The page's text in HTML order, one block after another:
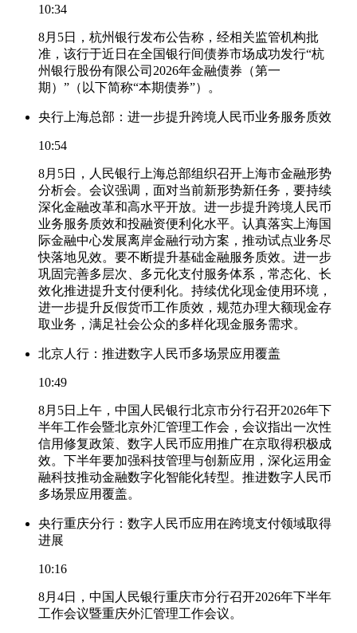
10:34
8月5日，杭州银行发布公告称，经相关监管机构批
准，该行于近日在全国银行间债券市场成功发行“杭
州银行股份有限公司2026年金融债券（第一
期）”（以下简称“本期债券”）。
央行上海总部：进一步提升跨境人民币业务服务质效
10:54
8月5日，人民银行上海总部组织召开上海市金融形势
分析会。会议强调，面对当前新形势新任务，要持续
深化金融改革和高水平开放。进一步提升跨境人民币
业务服务质效和投融资便利化水平。认真落实上海国
际金融中心发展离岸金融行动方案，推动试点业务尽
快落地见效。要不断提升基础金融服务质效。进一步
巩固完善多层次、多元化支付服务体系，常态化、长
效化推进提升支付便利化。持续优化现金使用环境，
进一步提升反假货币工作质效，规范办理大额现金存
取业务，满足社会公众的多样化现金服务需求。
北京人行：推进数字人民币多场景应用覆盖
10:49
8月5日上午，中国人民银行北京市分行召开2026年下
半年工作会暨北京外汇管理工作会，会议指出一次性
信用修复政策、数字人民币应用推广在京取得积极成
效。下半年要加强科技管理与创新应用，深化运用金
融科技推动金融数字化智能化转型。推进数字人民币
多场景应用覆盖。
央行重庆分行：数字人民币应用在跨境支付领域取得
进展
10:16
8月4日，中国人民银行重庆市分行召开2026年下半年
工作会议暨重庆外汇管理工作会议。